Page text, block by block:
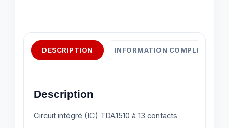
DESCRIPTION INFORMATION
Description
Circuit intégré (IC) TDA1510 à 13 contacts